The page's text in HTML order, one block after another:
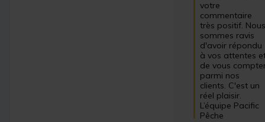
votre
commentaire
très positif.
sommes ravis
d'avoir répondu
à vos attentes
de vous
parmi nos
clients. C'est un
réel plaisir.
L’équipe Pacific
Pêche